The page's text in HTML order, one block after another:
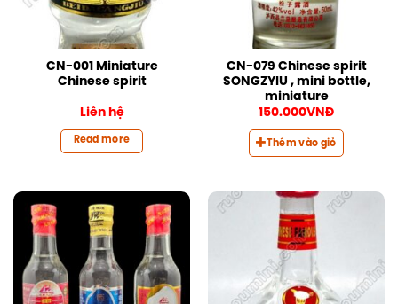
CN-001 Miniature
Chinese spirit
Liên hệ
Read more
CN-079 Chinese spirit
SONGZYIU , mini bottle,
miniature
150.000VNĐ
Thêm vào giỏ